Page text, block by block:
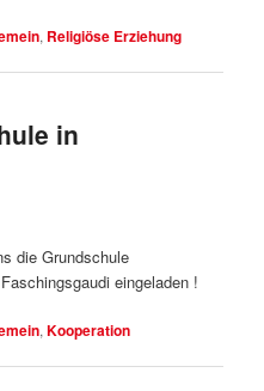
, Religiöse Erziehung
in
die Grundschule
eingeladen !
,Kooperation